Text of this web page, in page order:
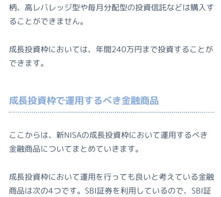
柄、高レバレッジ型や毎月分配型の投資信託などは購入す
ることができません。
成長投資枠においては、年間240万円まで投資することが
できます。
成長投資枠で運用するべき金融商品
ここからは、新NISAの成長投資枠において運用するべき
金融商品についてまとめていきます。
成長投資枠において運用を行っても良いと考えている金融
商品は次の4つです。SBI証券を利用しているので、SBI証